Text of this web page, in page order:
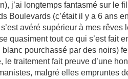
j’ai longtemps fantasmé sur le
Boulevards (c’était il y a 6 ans
avéré supérieur à mes
quasiment tout ce qui s’est fait
pourchassé par des noirs)
le traitement fait preuve d’une
malgré elles empruntes